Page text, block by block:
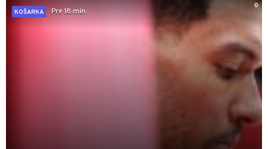
0
KOŠARKA
Pre 18 min